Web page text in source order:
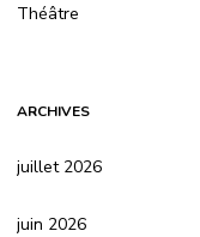
Théâtre
ARCHIVES
juillet 2026
juin 2026